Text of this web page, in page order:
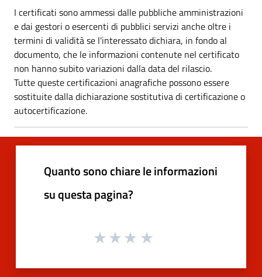
I certificati sono ammessi dalle pubbliche amministrazioni
e dai gestori o esercenti di pubblici servizi anche oltre i
termini di validità se l'interessato dichiara, in fondo al
documento, che le informazioni contenute nel certificato
non hanno subito variazioni dalla data del rilascio.
Tutte queste certificazioni anagrafiche possono essere
sostituite dalla dichiarazione sostitutiva di certificazione o
autocertificazione.
Quanto sono chiare le informazioni
su questa pagina?